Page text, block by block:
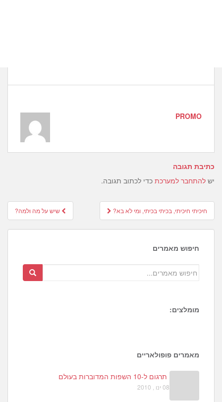
PROMO
כתיבת תגובה
יש להתחבר למערכת כדי לכתוב תגובה.
Post
navigation
שיש על מה ולמה? חיכיתי חיכיתי, בכיתי בכיתי, ומי לא בא?
חיפוש מאמרים
מומלצים:
מאמרים פופולאריים
תרגום ל-10 השפות המדוברות בעולם
08 ינו , 2010